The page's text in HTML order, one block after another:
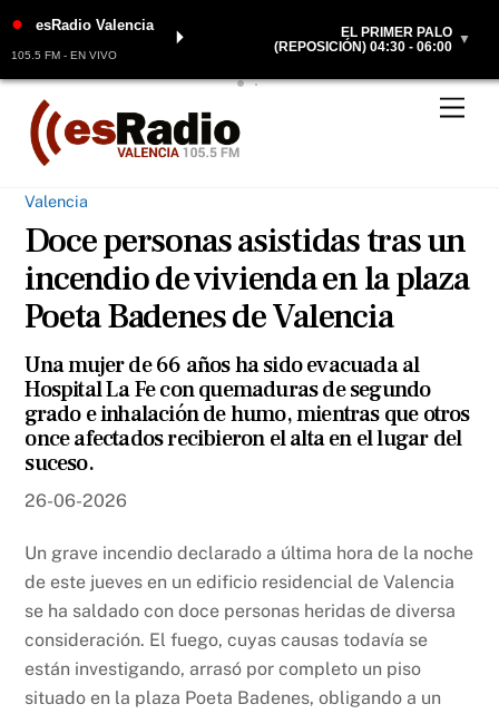
Skip
content
● esRadio Valencia
105.5 FM - EN VIVO
⏵
EL PRIMER PALO
(REPOSICIÓN) 04:30 - 06:00 ▼
Valencia
Doce personas asistidas tras un
incendio de vivienda en la plaza
Poeta Badenes de Valencia
Una mujer de 66 años ha sido evacuada al
Hospital La Fe con quemaduras de segundo
grado e inhalación de humo, mientras que otros
once afectados recibieron el alta en el lugar del
suceso.
26-06-2026
Un grave incendio declarado a última hora de la noche
de este jueves en un edificio residencial de Valencia
se ha saldado con doce personas heridas de diversa
consideración. El fuego, cuyas causas todavía se
están investigando, arrasó por completo un piso
situado en la plaza Poeta Badenes, obligando a un